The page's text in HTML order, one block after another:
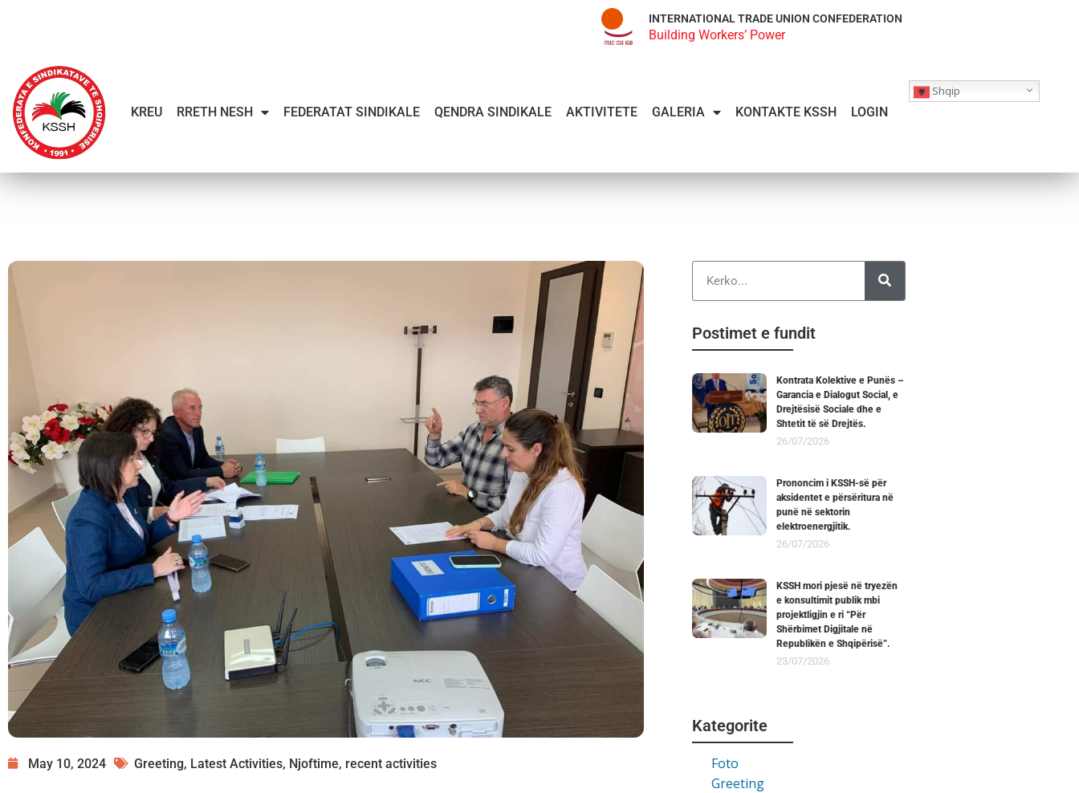
INTERNATIONAL TRADE UNION CONFEDERATION
Building Workers’ Power
KREU RRETH NESH FEDERATAT SINDIKALE QENDRA SINDIKALE AKTIVITETE GALERIA KONTAKTE KSSH LOGIN
Shqip
May 10, 2024 Greeting, Latest Activities, Njoftime, recent activities
Postimet e fundit
Kontrata Kolektive e Punës –
Garancia e Dialogut Social, e
Drejtësisë Sociale dhe e
Shtetit të së Drejtës.
26/07/2026
Prononcim i KSSH-së për
aksidentet e përsëritura në
punë në sektorin
elektroenergjitik.
26/07/2026
KSSH mori pjesë në tryezën
e konsultimit publik mbi
projektligjin e ri “Për
Shërbimet Digjitale në
Republikën e Shqipërisë”.
23/07/2026
Kategorite
Foto
Greeting